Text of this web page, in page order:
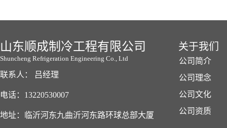
山东顺成制冷工程有限公司
Shuncheng Refrigeration Engineering Co., Ltd
联系人： 吕经理
电话：13220530007
地址：临沂河东九曲沂河东路环球总部大厦
关于我们
公司简介
公司理念
公司文化
公司资质